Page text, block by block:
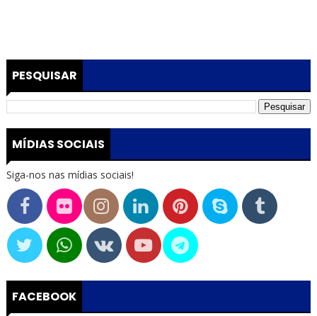
PESQUISAR
MÍDIAS SOCIAIS
Siga-nos nas mídias sociais!
FACEBOOK